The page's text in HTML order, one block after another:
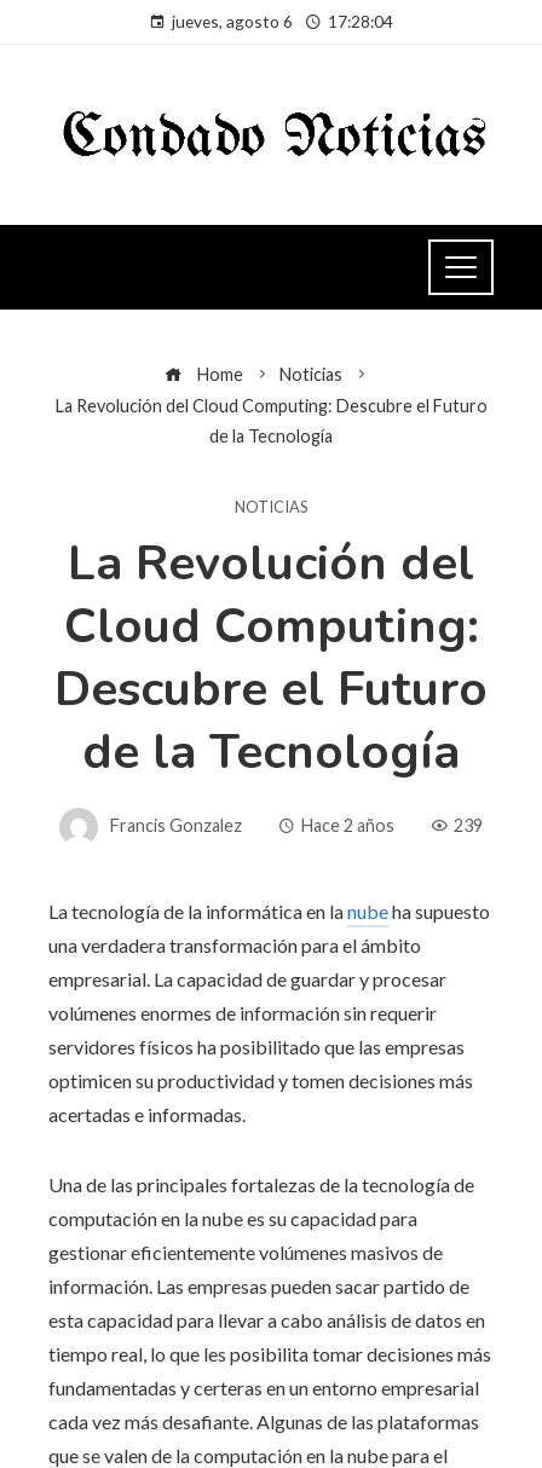
jueves, agosto 6 17:28:04
Home
Noticias
La Revolución del Cloud Computing: Descubre el Futuro
de la Tecnología
NOTICIAS
La Revolución del
Cloud Computing:
Descubre el Futuro
de la Tecnología
Francis Gonzalez Hace 2 años 239
La tecnología de la informática en lanubeha supuesto
una verdadera transformación para el ámbito
empresarial. La capacidad de guardar y procesar
volúmenes enormes de información sin requerir
servidores físicos ha posibilitado que las empresas
optimicen su productividad y tomen decisiones más
acertadas e informadas.
Una de las principales fortalezas de la tecnología de
computación en la nube es su capacidad para
gestionar eficientemente volúmenes masivos de
información. Las empresas pueden sacar partido de
esta capacidad para llevar a cabo análisis de datos en
tiempo real, lo que les posibilita tomar decisiones más
fundamentadas y certeras en un entorno empresarial
cada vez más desafiante. Algunas de las plataformas
que se valen de la computación en la nube para el